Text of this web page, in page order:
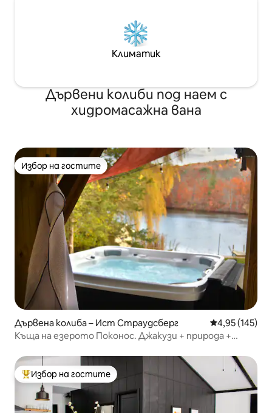
Климатик
Дървени колиби под наем с
хидромасажна вана
Избор на гостите
Избор на гостите
Дървена колиба – Ист Страудсберг Средна
4,95 (145)
Къща на езерото Поконос. Джакузи + природа +
Най-популярен избор на гостите
Избор на гостите